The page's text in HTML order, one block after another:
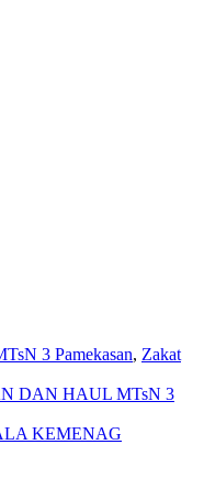
3 Pamekasan, Zakat
DAN HAUL MTsN 3
KEMENAG